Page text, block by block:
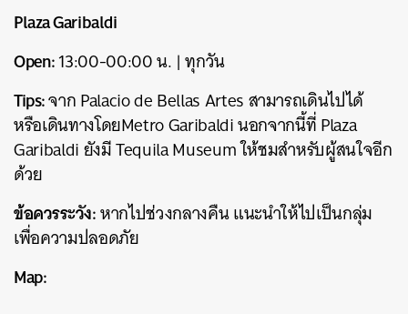
Plaza Garibaldi
Open:13:00-00:00 น. | ทุกวัน
Tips:จาก Palacio de Bellas Artes สามารถเดินไปได้
หรือเดินทางโดยMetro Garibaldi นอกจากนี้ที่ Plaza
Garibaldi ยังมี Tequila Museum ให้ชมสำหรับผู้สนใจอีก
ด้วย
ข้อควรระวัง:หากไปช่วงกลางคืน แนะนำให้ไปเป็นกลุ่ม
เพื่อความปลอดภัย
Map: